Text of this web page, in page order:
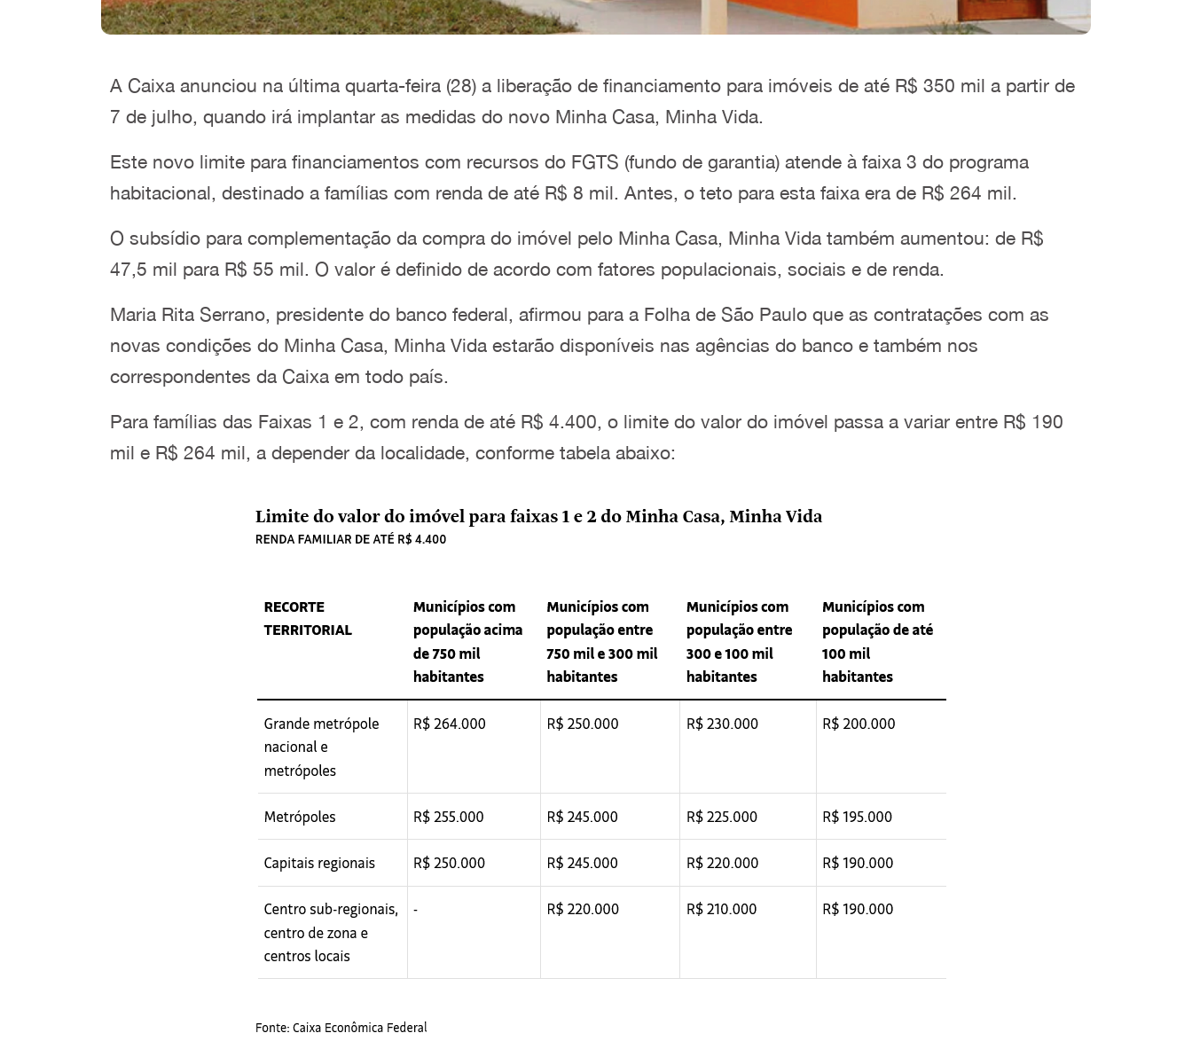
A Caixa anunciou na última quarta-feira (28) a liberação de financiamento para imóveis de até R$ 350 mil a partir de
7 de julho, quando irá implantar as medidas do novo Minha Casa, Minha Vida.
Este novo limite para financiamentos com recursos do FGTS (fundo de garantia) atende à faixa 3 do programa
habitacional, destinado a famílias com renda de até R$ 8 mil. Antes, o teto para esta faixa era de R$ 264 mil.
O subsídio para complementação da compra do imóvel pelo Minha Casa, Minha Vida também aumentou: de R$
47,5 mil para R$ 55 mil. O valor é definido de acordo com fatores populacionais, sociais e de renda.
Maria Rita Serrano, presidente do banco federal, afirmou para a Folha de São Paulo que as contratações com as
novas condições do Minha Casa, Minha Vida estarão disponíveis nas agências do banco e também nos
correspondentes da Caixa em todo país.
Para famílias das Faixas 1 e 2, com renda de até R$ 4.400, o limite do valor do imóvel passa a variar entre R$ 190
mil e R$ 264 mil, a depender da localidade, conforme tabela abaixo: